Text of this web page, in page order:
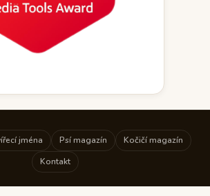
jména Psí magazín
Kočičí magazín
Kontakt